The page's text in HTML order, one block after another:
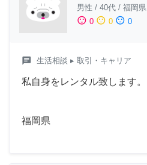
男性 / 40代 / 福岡県
sentiment_satisfied 0 sentiment_neutral 0 sentiment_dissatisfied 0
chat 生活相談 ▸ 取引・キャリア
私自身をレンタル致します。
福岡県